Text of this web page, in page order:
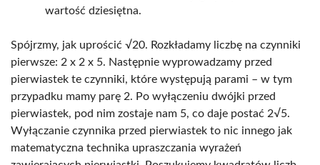
wartość dziesiętna.
Spójrzmy, jak uprościć √20. Rozkładamy liczbę na czynniki
pierwsze: 2 x 2 x 5. Następnie wyprowadzamy przed
pierwiastek te czynniki, które występują parami – w tym
przypadku mamy parę 2. Po wyłączeniu dwójki przed
pierwiastek, pod nim zostaje nam 5, co daje postać 2√5.
Wyłączanie czynnika przed pierwiastek to nic innego jak
matematyczna technika upraszczania wyrażeń